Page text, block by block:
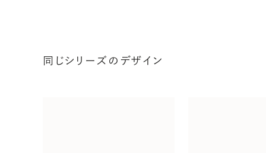
同じシリーズのデザイン